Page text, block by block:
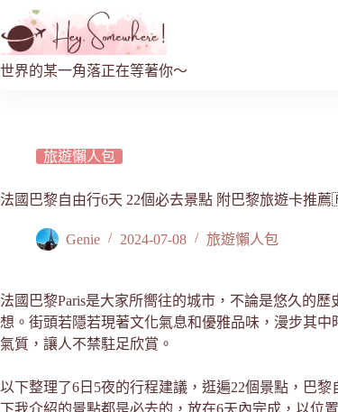
世界的某一角落正在等著你～
旅遊懶人包
法國巴黎自由行6天 22個必去景點 附巴黎旅遊卡推
Genie 2024-07-08 旅遊懶人包
法國巴黎Paris是大家所嚮往的城市，不論是悠久的
想。街頭若隱若現著文化氣息和優雅品味，漫步其
氣質，讓人不禁駐足欣賞。
以下整理了6日5夜的行程建議，逛遍22個景點，巴
下我介紹的景點都是必去的，放在6天內完成，以位